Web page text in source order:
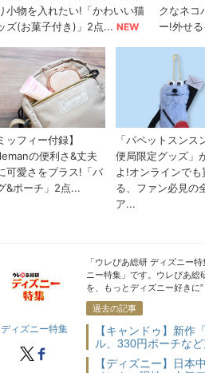
ディズニー特集
ディズニー特集
X facebook
「ウレぴあ総研 ディズニー
ニー特集」です。ウレぴあ総
を、もっとディズニー好きに
過去の記事
【キャンドゥ】新作
ル、330円ポーチなど
【ディズニー】日本